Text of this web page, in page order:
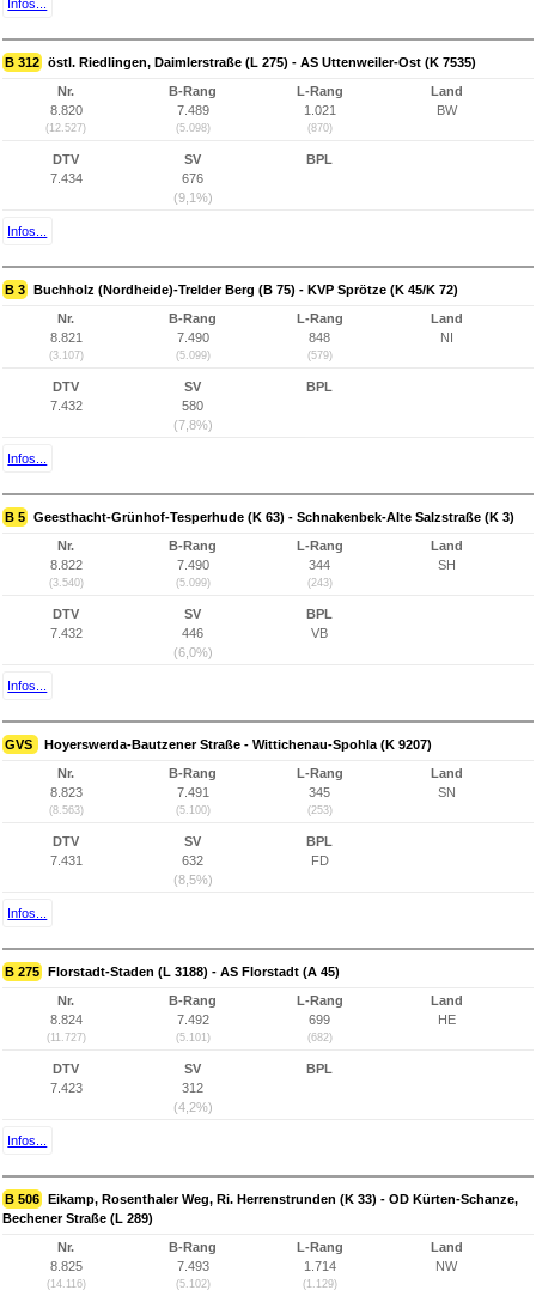
Infos...
B 312 östl. Riedlingen, Daimlerstraße (L 275) - AS Uttenweiler-Ost (K 7535)
Nr.
8.820
(12.527)
B-Rang
7.489
(5.098)
L-Rang
1.021
(870)
Land
BW
DTV
7.434
SV
676
(9,1%)
BPL
Infos...
B 3 Buchholz (Nordheide)-Trelder Berg (B 75) - KVP Sprötze (K 45/K 72)
Nr.
8.821
(3.107)
B-Rang
7.490
(5.099)
L-Rang
848
(579)
Land
NI
DTV
7.432
SV
580
(7,8%)
BPL
Infos...
B 5 Geesthacht-Grünhof-Tesperhude (K 63) - Schnakenbek-Alte Salzstraße (K 3)
Nr.
8.822
(3.540)
B-Rang
7.490
(5.099)
L-Rang
344
(243)
Land
SH
DTV
7.432
SV
446
(6,0%)
BPL
VB
Infos...
GVS Hoyerswerda-Bautzener Straße - Wittichenau-Spohla (K 9207)
Nr.
8.823
(8.563)
B-Rang
7.491
(5.100)
L-Rang
345
(253)
Land
SN
DTV
7.431
SV
632
(8,5%)
BPL
FD
Infos...
B 275 Florstadt-Staden (L 3188) - AS Florstadt (A 45)
Nr.
8.824
(11.727)
B-Rang
7.492
(5.101)
L-Rang
699
(682)
Land
HE
DTV
7.423
SV
312
(4,2%)
BPL
Infos...
B 506 Eikamp, Rosenthaler Weg, Ri. Herrenstrunden (K 33) - OD Kürten-Schanze,
Bechener Straße (L 289)
Nr.
8.825
(14.116)
B-Rang
7.493
(5.102)
L-Rang
1.714
(1.129)
Land
NW